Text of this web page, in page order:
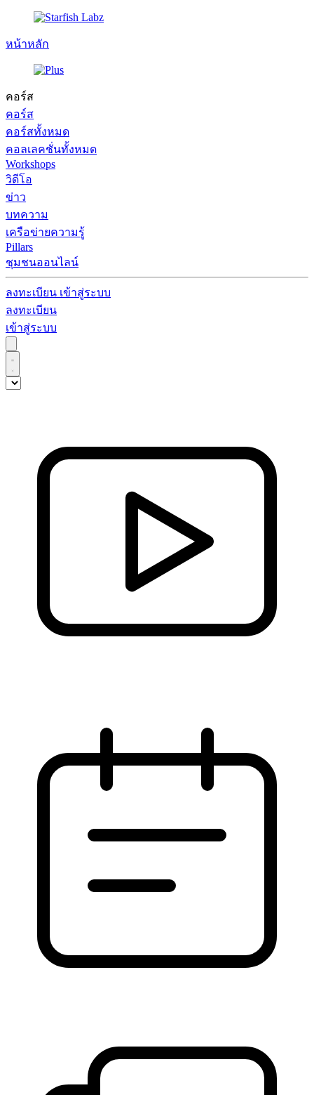
หน้าหลัก
คอร์ส
คอร์ส
คอร์สทั้งหมด
คอลเลคชั่นทั้งหมด
Workshops
วิดีโอ
ข่าว
บทความ
เครือข่ายความรู้
Pillars
ชุมชนออนไลน์
ลงทะเบียน เข้าสู่ระบบ
ลงทะเบียน
เข้าสู่ระบบ